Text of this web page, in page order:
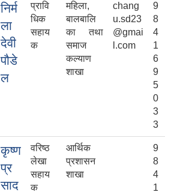
निर्म
ला
देवी
पौडे
ल
प्रावि
धिक
सहाय
क
महिला,
बालबालि
का तथा
समाज
कल्याण
शाखा
chang
u.sd23
@gmai
l.com
9
8
4
1
6
9
5
0
3
3
कृष्ण
प्र
साद
वरिष्ठ
लेखा
सहाय
क
आर्थिक
प्रशासन
शाखा
9
8
4
1